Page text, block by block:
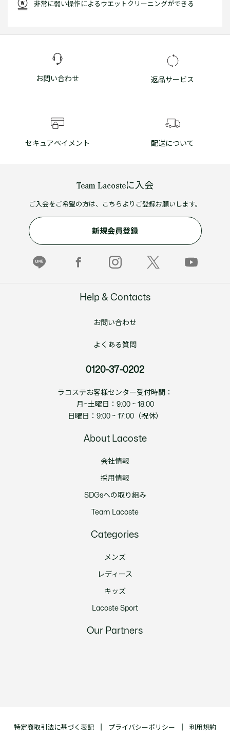
非常に弱い操作によるウエットクリーニングができる
お問い合わせ 返品サービス
セキュアペイメント 配送について
Team Lacosteに入会
ご入会をご希望の方は、こちらよりご登録お願いします。
新規会員登録
Help & Contacts
お問い合わせ
よくある質問
0120-37-0202
ラコステお客様センター受付時間：
月~土曜日：9:00 ~ 18:00
日曜日：9:00 ~ 17:00（祝休）
About Lacoste
会社情報
採用情報
SDGsへの取り組み
Team Lacoste
Categories
メンズ
レディース
キッズ
Lacoste Sport
Our Partners
特定商取引法に基づく表記 プライバシーポリシー 利用規約